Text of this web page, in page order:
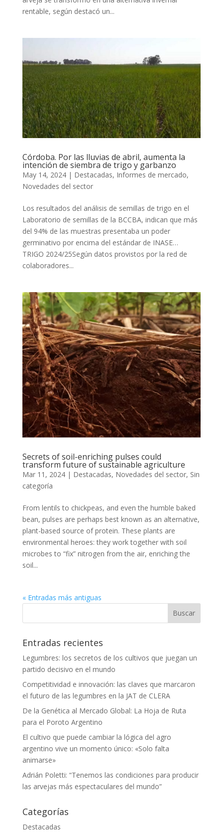
rentable, según destacó un...
Córdoba. Por las lluvias de abril, aumenta la
intención de siembra de trigo y garbanzo
May 14, 2024| Destacadas, Informes de mercado,
Novedades del sector
Los resultados del análisis de semillas de trigo en el
Laboratorio de semillas de la BCCBA, indican que más
del 94% de las muestras presentaba un poder
germinativo por encima del estándar de INASE…
TRIGO 2024/25Según datos provistos por la red de
colaboradores...
Secrets of soil-enriching pulses could
transform future of sustainable agriculture
Mar 11, 2024| Destacadas, Novedades del sector, Sin
categoría
From lentils to chickpeas, and even the humble baked
bean, pulses are perhaps best known as an alternative,
plant-based source of protein. These plants are
environmental heroes: they work together with soil
microbes to “fix” nitrogen from the air, enriching the
soil...
« Entradas más antiguas
Entradas recientes
Legumbres: los secretos de los cultivos que juegan un
partido decisivo en el mundo
Competitividad e innovación: las claves que marcaron
el futuro de las legumbres en la JAT de CLERA
De la Genética al Mercado Global: La Hoja de Ruta
para el Poroto Argentino
El cultivo que puede cambiar la lógica del agro
argentino vive un momento único: «Solo falta
animarse»
Adrián Poletti: “Tenemos las condiciones para producir
las arvejas más espectaculares del mundo”
Categorías
Destacadas